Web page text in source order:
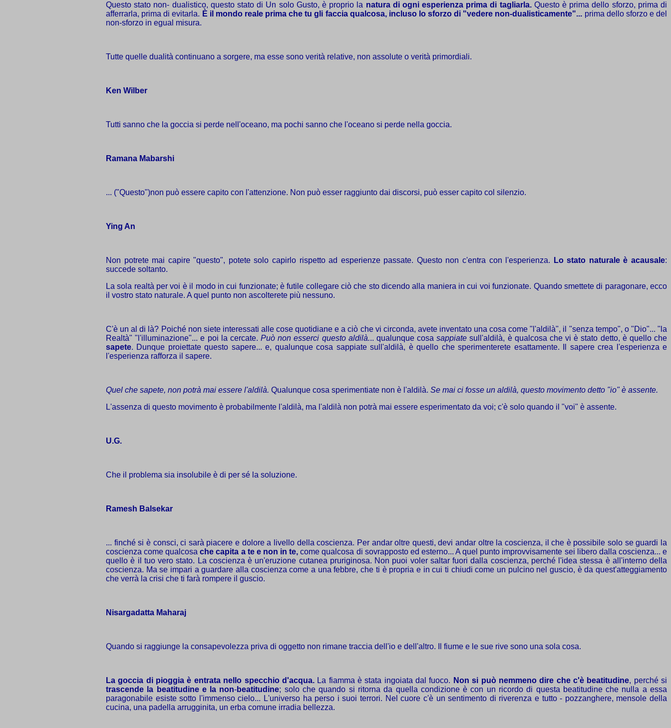
Questo stato non- dualistico, questo stato di Un solo Gusto, è proprio la natura di ogni esperienza prima di tagliarla. Questo è prima dello sforzo, prima di
afferrarla, prima di evitarla. È il mondo reale prima che tu gli faccia qualcosa, incluso lo sforzo di "vedere non-dualisticamente"... prima dello sforzo e del
non-sforzo in egual misura.
Tutte quelle dualità continuano a sorgere, ma esse sono verità relative, non assolute o verità primordiali.
Ken Wilber
Tutti sanno che la goccia si perde nell'oceano, ma pochi sanno che l'oceano si perde nella goccia.
Ramana Mabarshi
... ("Questo")non può essere capito con l'attenzione. Non può esser raggiunto dai discorsi, può esser capito col silenzio.
Ying An
Non potrete mai capire "questo", potete solo capirlo rispetto ad esperienze passate. Questo non c'entra con l'esperienza. Lo stato naturale è acausale:
succede soltanto.
La sola realtà per voi è il modo in cui funzionate; è futile collegare ciò che sto dicendo alla maniera in cui voi funzionate. Quando smettete di paragonare, ecco
il vostro stato naturale. A quel punto non ascolterete più nessuno.
C'è un al di là? Poiché non siete interessati alle cose quotidiane e a ciò che vi circonda, avete inventato una cosa come "l'aldilà", il "senza tempo", o "Dio"... "la
Realtà" "l'illuminazione"... e poi la cercate. Può non esserci questo aldilà... qualunque cosasappiate sull'aldilà, è qualcosa che vi è stato detto, è quello che
sapete. Dunque proiettate questo sapere... e, qualunque cosa sappiate sull'aldilà, è quello che sperimenterete esattamente. Il sapere crea l'esperienza e
l'esperienza rafforza il sapere.
Quel che sapete, non potrà mai essere l'aldilà. Qualunque cosa sperimentiate non è l'aldilà. Se mai ci fosse un aldilà, questo movimento detto "io" è assente.
L'assenza di questo movimento è probabilmente l'aldilà, ma l'aldilà non potrà mai essere esperimentato da voi; c'è solo quando il "voi" è assente.
U.G.
Che il problema sia insolubile è di per sé la soluzione.
Ramesh Balsekar
... finché si è consci, ci sarà piacere e dolore a livello della coscienza. Per andar oltre questi, devi andar oltre la coscienza, il che è possibile solo se guardi la
coscienza come qualcosache capita a te e non in te,come qualcosa di sovrapposto ed esterno... A quel punto improvvisamente sei libero dalla coscienza... e
quello è il tuo vero stato. La coscienza è un'eruzione cutanea pruriginosa. Non puoi voler saltar fuori dalla coscienza, perché l'idea stessa è all'interno della
coscienza. Ma se impari a guardare alla coscienza come a una febbre, che ti è propria e in cui ti chiudi come un pulcino nel guscio, è da quest'atteggiamento
che verrà la crisi che ti farà rompere il guscio.
Nisargadatta Maharaj
Quando si raggiunge la consapevolezza priva di oggetto non rimane traccia dell'io e dell'altro. Il fiume e le sue rive sono una sola cosa.
La goccia di pioggia è entrata nello specchio d'acqua.La fiamma è stata ingoiata dal fuoco. Non si può nemmeno dire che c'è beatitudine, perché si
trascende la beatitudine e la non-beatitudine; solo che quando si ritorna da quella condizione è con un ricordo di questa beatitudine che nulla a essa
paragonabile esiste sotto l'immenso cielo... L'universo ha perso i suoi terrori. Nel cuore c'è un sentimento di riverenza e tutto - pozzanghere, mensole della
cucina, una padella arrugginita, un erba comune irradia bellezza.